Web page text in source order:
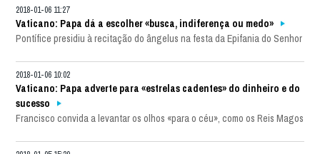
2018-01-06 11:27
Vaticano: Papa dá a escolher «busca, indiferença ou medo»
Pontífice presidiu à recitação do ângelus na festa da Epifania do Senhor
2018-01-06 10:02
Vaticano: Papa adverte para «estrelas cadentes» do dinheiro e do
sucesso
Francisco convida a levantar os olhos «para o céu», como os Reis Magos